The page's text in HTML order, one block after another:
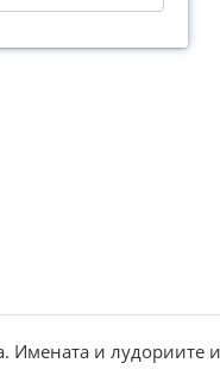
Имената и лудориите